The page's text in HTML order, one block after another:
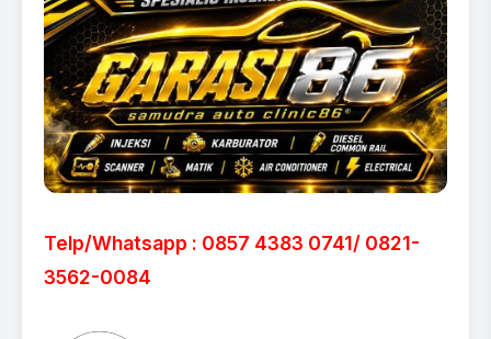
Telp/Whatsapp : 0857 4383 0741/ 0821-
3562-0084